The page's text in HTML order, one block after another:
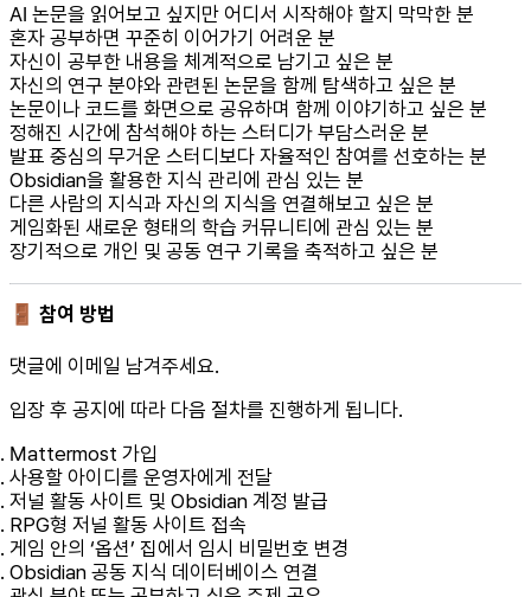
AI 논문을 읽어보고 싶지만 어디서 시작해야 할지 막막한 분
혼자 공부하면 꾸준히 이어가기 어려운 분
자신이 공부한 내용을 체계적으로 남기고 싶은 분
자신의 연구 분야와 관련된 논문을 함께 탐색하고 싶은 분
논문이나 코드를 화면으로 공유하며 함께 이야기하고 싶은 분
정해진 시간에 참석해야 하는 스터디가 부담스러운 분
발표 중심의 무거운 스터디보다 자율적인 참여를 선호하는 분
Obsidian을 활용한 지식 관리에 관심 있는 분
다른 사람의 지식과 자신의 지식을 연결해보고 싶은 분
게임화된 새로운 형태의 학습 커뮤니티에 관심 있는 분
장기적으로 개인 및 공동 연구 기록을 축적하고 싶은 분
🚪 참여 방법
댓글에 이메일 남겨주세요.
입장 후 공지에 따라 다음 절차를 진행하게 됩니다.
Mattermost 가입
사용할 아이디를 운영자에게 전달
저널 활동 사이트 및 Obsidian 계정 발급
RPG형 저널 활동 사이트 접속
게임 안의 ‘옵션’ 집에서 임시 비밀번호 변경
Obsidian 공동 지식 데이터베이스 연결